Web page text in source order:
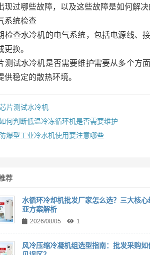
现过哪些故障，以及这些故障是如何解决
系统检查‌
检查水冷机的电气系统，包括电源线、
更换。
测试水冷机是否需要维护需要从多个方
供稳定的散热环境。
芯片测试水冷机
何判断低温冷冻循环机是否需要维护
防爆型工业冷水机使用要注意哪些
荐
水循环冷却机批发厂家怎么选？三大核心
亚方案解析
2026/08/05 1
风冷压缩冷凝机组选型指南：批发采购如